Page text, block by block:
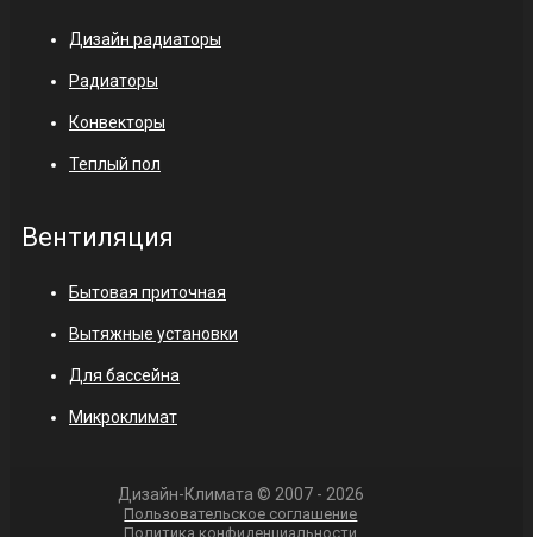
Дизайн радиаторы
Радиаторы
Конвекторы
Теплый пол
Вентиляция
Бытовая приточная
Вытяжные установки
Для бассейна
Микроклимат
Дизайн-Климата © 2007 - 2026
Пользовательское соглашение
Политика конфиденциальности